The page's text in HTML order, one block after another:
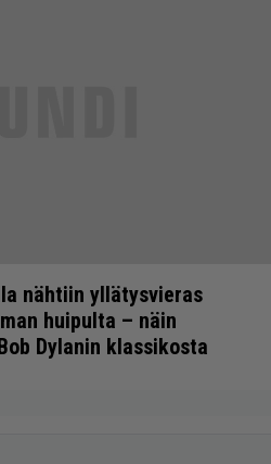
nähtiin yllätysvieras
huipulta – näin
Dylanin klassikosta